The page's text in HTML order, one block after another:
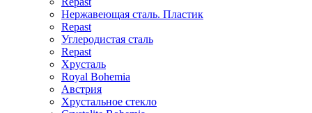
Нержавеющая сталь. Пластик
Repast
Углеродистая сталь
Repast
Хрусталь
Royal Bohemia
Австрия
Хрустальное стекло